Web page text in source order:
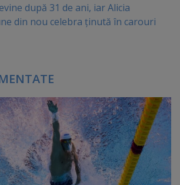
după 31 de ani, iar Alicia
din nou celebra ținută în carouri